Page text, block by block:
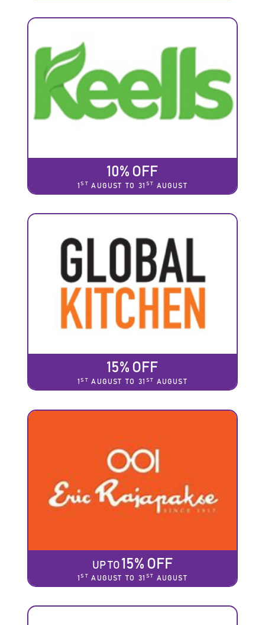
10% OFF
1ST AUGUST TO 31 ST AUGUST
15% OFF
1ST AUGUST TO 31 ST AUGUST
UP TO 15% OFF
1ST AUGUST TO 31 ST AUGUST